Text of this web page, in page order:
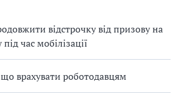
відстрочку від призову на
час мобілізації
врахувати роботодавцям